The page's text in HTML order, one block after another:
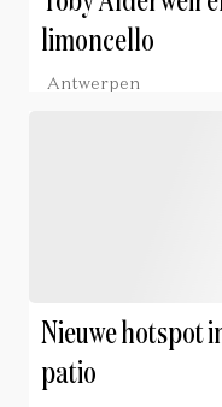
limoncello
Antwerpen
Nieuwe hotspot
patio